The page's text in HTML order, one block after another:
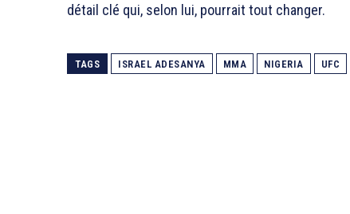
détail clé qui, selon lui, pourrait tout changer.
TAGS ISRAEL ADESANYA MMA NIGERIA UFC